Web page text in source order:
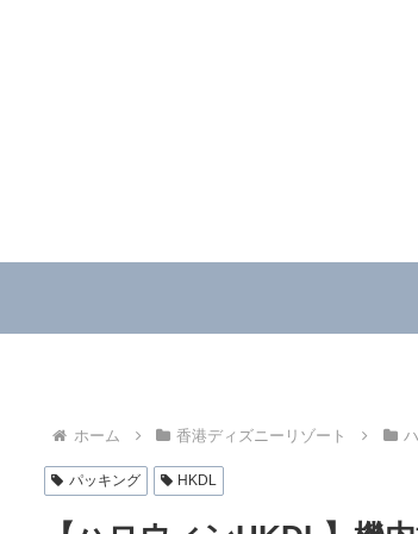
ホーム 香港ディズニーリゾート
パッキング HKDL